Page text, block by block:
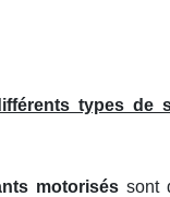
types de
motorisés sont